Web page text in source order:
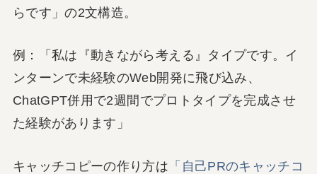
らです」の2文構造。
例：「私は『動きながら考える』タイプです。イ
ンターンで未経験のWeb開発に飛び込み、
ChatGPT併用で2週間でプロトタイプを完成させ
た経験があります」
キャッチコピーの作り方は 「自己PRのキャッチコ